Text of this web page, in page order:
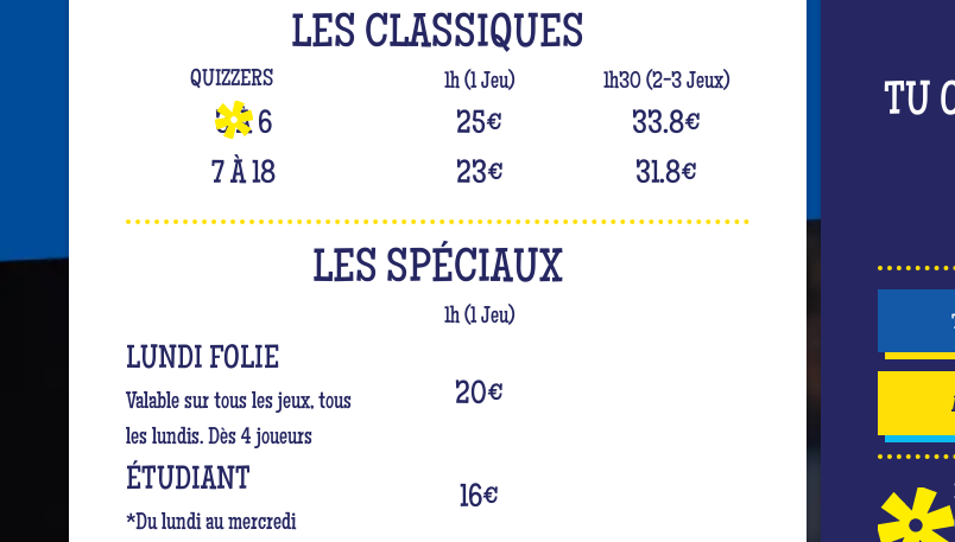
LES CLASSIQUES
QUIZZERS 1h (1 Jeu) 1h30 (2-3 Jeux)
3 À 6 25€ 33.8€
7 À 18
23€ 31.8€
LES SPÉCIAUX
1h (1 Jeu)
LUNDI FOLIE
Valable sur tous les jeux, tous
les lundis. Dès 4 joueurs
20€
ÉTUDIANT
*Du lundi au mercredi
16€
TU